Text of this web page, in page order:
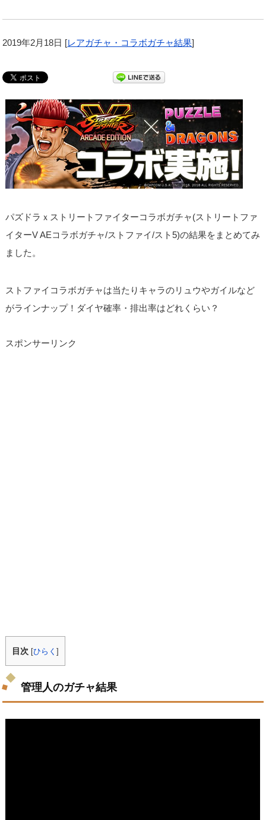
2019年2月18日 [レアガチャ・コラボガチャ結果]
パズドラｘストリートファイターコラボガチャ(ストリートファ
イターV AEコラボガチャ/ストファイ/スト5)の結果をまとめてみ
ました。
ストファイコラボガチャは当たりキャラのリュウやガイルなど
がラインナップ！ダイヤ確率・排出率はどれくらい？
スポンサーリンク
目次 [ひらく]
管理人のガチャ結果